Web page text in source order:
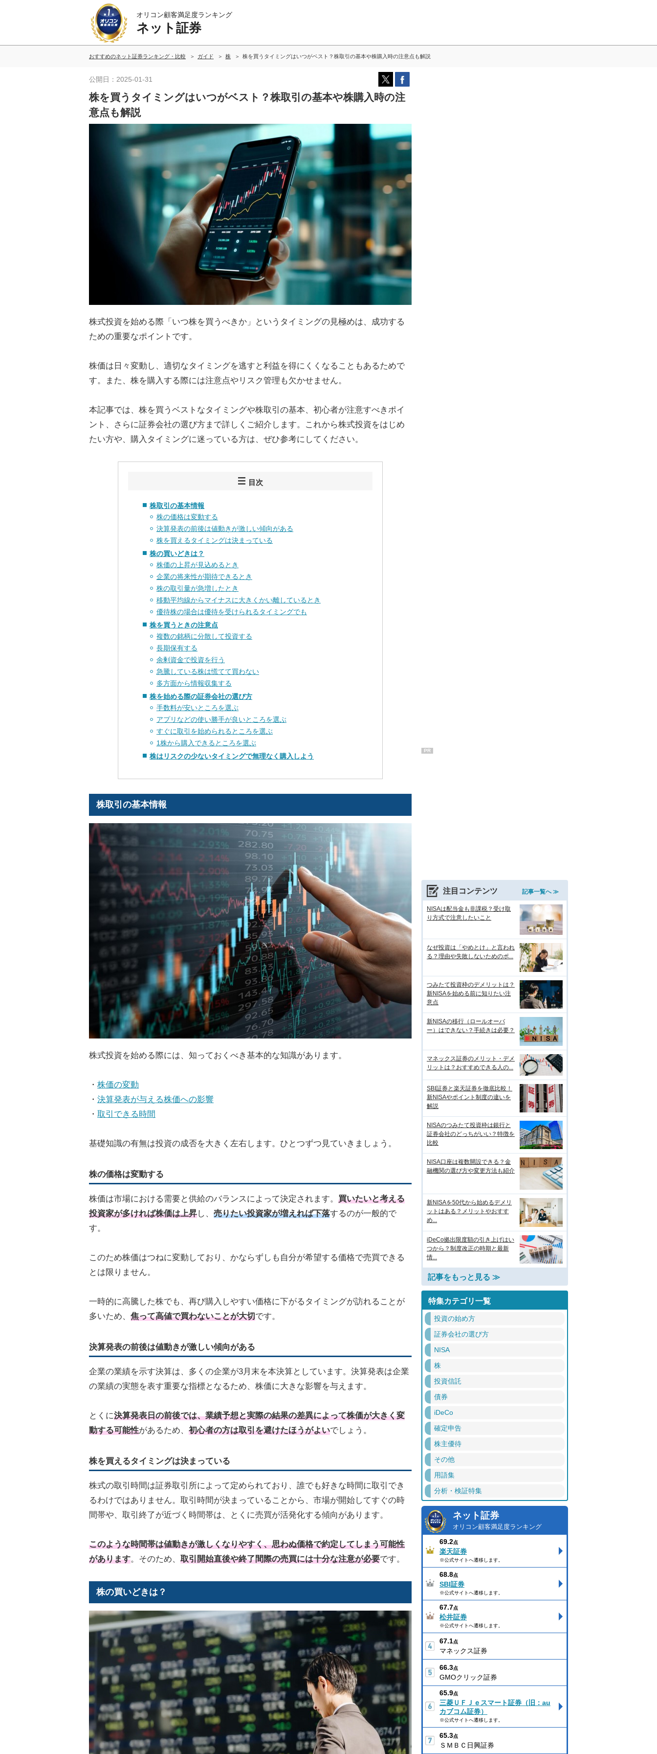
オリコン顧客満足度ランキング
ネット証券
おすすめのネット証券ランキング・比較 ガイド 株 株を買うタイミングはいつがベスト？株取引の基本や株購入時の注意点も解説
公開日：2025-01-31
株を買うタイミングはいつがベスト？株取引の基本や株購入時の注
意点も解説
株式投資を始める際「いつ株を買うべきか」というタイミングの見極めは、成功する
ための重要なポイントです。
株価は日々変動し、適切なタイミングを逃すと利益を得にくくなることもあるためで
す。また、株を購入する際には注意点やリスク管理も欠かせません。
本記事では、株を買うベストなタイミングや株取引の基本、初心者が注意すべきポイ
ント、さらに証券会社の選び方まで詳しくご紹介します。これから株式投資をはじめ
たい方や、購入タイミングに迷っている方は、ぜひ参考にしてください。
目次
株取引の基本情報
株の価格は変動する
決算発表の前後は値動きが激しい傾向がある
株を買えるタイミングは決まっている
株の買いどきは？
株価の上昇が見込めるとき
企業の将来性が期待できるとき
株の取引量が急増したとき
移動平均線からマイナスに大きくかい離しているとき
優待株の場合は優待を受けられるタイミングでも
株を買うときの注意点
複数の銘柄に分散して投資する
長期保有する
余剰資金で投資を行う
急騰している株は慌てて買わない
多方面から情報収集する
株を始める際の証券会社の選び方
手数料が安いところを選ぶ
アプリなどの使い勝手が良いところを選ぶ
すぐに取引を始められるところを選ぶ
1株から購入できるところを選ぶ
株はリスクの少ないタイミングで無理なく購入しよう
株取引の基本情報
株式投資を始める際には、知っておくべき基本的な知識があります。
・ 株価の変動
・ 決算発表が与える株価への影響
・ 取引できる時間
基礎知識の有無は投資の成否を大きく左右します。ひとつずつ見ていきましょう。
株の価格は変動する
株価は市場における需要と供給のバランスによって決定されます。 買いたいと考える
投資家が多ければ株価は上昇し、 売りたい投資家が増えれば下落するのが一般的で
す。
このため株価はつねに変動しており、かならずしも自分が希望する価格で売買できる
とは限りません。
一時的に高騰した株でも、再び購入しやすい価格に下がるタイミングが訪れることが
多いため、 焦って高値で買わないことが大切です。
決算発表の前後は値動きが激しい傾向がある
企業の業績を示す決算は、多くの企業が3月末を本決算としています。決算発表は企業
の業績の実態を表す重要な指標となるため、株価に大きな影響を与えます。
とくに決算発表日の前後では、業績予想と実際の結果の差異によって株価が大きく変
動する可能性があるため、 初心者の方は取引を避けたほうがよいでしょう。
株を買えるタイミングは決まっている
株式の取引時間は証券取引所によって定められており、誰でも好きな時間に取引でき
るわけではありません。取引時間が決まっていることから、市場が開始してすぐの時
間帯や、取引終了が近づく時間帯は、とくに売買が活発化する傾向があります。
このような時間帯は値動きが激しくなりやすく、思わぬ価格で約定してしまう可能性
があります。そのため、 取引開始直後や終了間際の売買には十分な注意が必要です。
株の買いどきは？
PR
注目コンテンツ 記事一覧へ ≫
NISAは配当金も非課税？受け取
り方式で注意したいこと
なぜ投資は「やめとけ」と言われ
る？理由や失敗しないためのポ...
つみたて投資枠のデメリットは？
新NISAを始める前に知りたい注
意点
新NISAの移行（ロールオーバ
ー）はできない？手続きは必要？
マネックス証券のメリット・デメ
リットは？おすすめできる人の...
SBI証券と楽天証券を徹底比較！
新NISAやポイント制度の違いを
解説
NISAのつみたて投資枠は銀行と
証券会社のどっちがいい？特徴を
比較
NISA口座は複数開設できる？金
融機関の選び方や変更方法も紹介
新NISAを50代から始めるデメリ
ットはある？メリットやおすす
め...
iDeCo拠出限度額の引き上げはい
つから？制度改正の時期と最新
情...
記事をもっと見る ≫
特集カテゴリ一覧
投資の始め方
証券会社の選び方
NISA
株
投資信託
債券
iDeCo
確定申告
株主優待
その他
用語集
分析・検証特集
ネット証券
オリコン顧客満足度ランキング
69.2点
楽天証券
※公式サイトへ遷移します。
68.8点
SBI証券
※公式サイトへ遷移します。
67.7点
松井証券
※公式サイトへ遷移します。
67.1点
マネックス証券
66.3点
GMOクリック証券
65.9点
三菱ＵＦＪｅスマート証券（旧：au
カブコム証券）
※公式サイトへ遷移します。
65.3点
ＳＭＢＣ日興証券